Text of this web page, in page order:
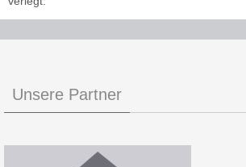
Unsere Partner